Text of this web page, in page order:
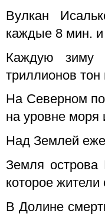
Вулкан
каждые 8 мин.
Каждую зиму
триллионов тон
На Северном
на уровне моря
Над Землей
Земля острова
которое
В Долине